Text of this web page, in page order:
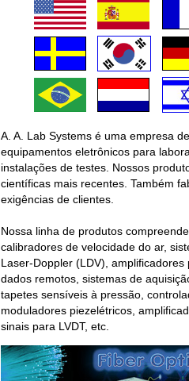
A. A. Lab Systems é uma empresa
equipamentos eletrônicos para
instalações de testes. Nossos
científicas mais recentes. Também
exigências de clientes.
Nossa linha de produtos
calibradores de velocidade do ar,
Laser-Doppler (LDV),
dados remotos, sistemas de
tapetes sensíveis à pressão,
moduladores piezelétricos,
sinais para LVDT, etc.